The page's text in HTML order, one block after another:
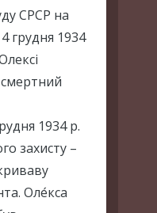
СРСР на
грудня 1934
1934 р.
захисту –
Оле́кса